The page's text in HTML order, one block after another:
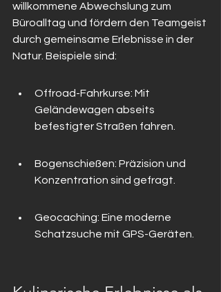
willkommene Abwechslung zum
Büroalltag und fördern den Teamgeist
durch gemeinsame Erlebnisse in der
Natur. Beispiele sind:
Offroad-Fahrkurse: Mit
Geländewagen abseits
befestigter Straßen fahren.
Bogenschießen: Präzision und
Konzentration sind gefragt.
Geocaching: Eine moderne
Schatzsuche mit GPS-Geräten.